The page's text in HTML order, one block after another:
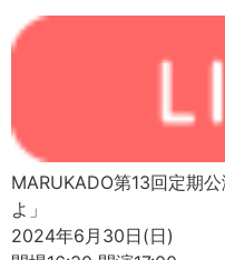
MARUKADO第13回定期
よ」
2024年6月30日(日)